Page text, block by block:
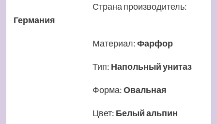
Страна производитель:
Германия
Материал:Фарфор
Тип: Напольный унитаз
Форма:Овальная
Цвет: Белый альпин